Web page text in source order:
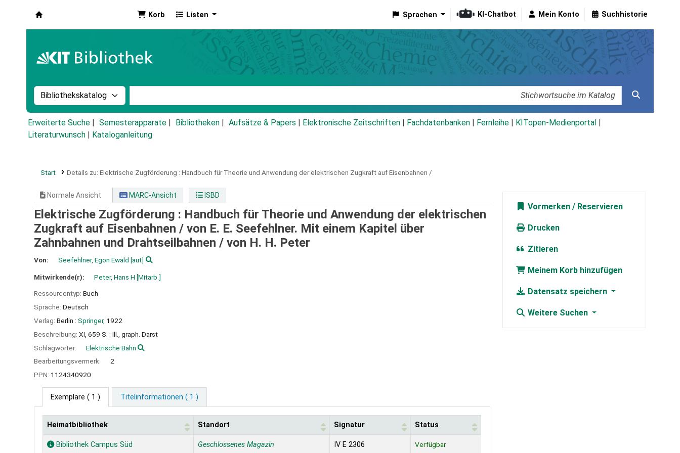
Korb Listen Sprachen KI-Chatbot Mein Konto Suchhistorie
Suche im Katalog nach:
Erweiterte Suche Semesterapparate Bibliotheken Aufsätze & Papers Elektronische Zeitschriften Fachdatenbanken Fernleihe KITopen-Medienportal
Literaturwunsch
Kataloganleitung
Start Details zu: Elektrische Zugförderung : Handbuch für Theorie und Anwendung der elektrischen Zugkraft auf Eisenbahnen /
Normale Ansicht MARC-Ansicht ISBD
Elektrische Zugförderung : Handbuch für Theorie und Anwendung der elektrischen
Zugkraft auf Eisenbahnen / von E. E. Seefehlner. Mit einem Kapitel über
Zahnbahnen und Drahtseilbahnen / von H. H. Peter
Von: Seefehlner, Egon Ewald [aut]
Mitwirkende(r): Peter, Hans H [Mitarb.]
Ressourcentyp: Buch
Sprache: Deutsch
Verlag: Berlin : Springer, 1922
Beschreibung: XI, 659 S. : Ill., graph. Darst
Schlagwörter:
Elektrische Bahn
Bearbeitungsvermerk:
2
PPN: 1124340920
Exemplare ( 1 ) Titelinformationen ( 1 )
Exemplare
Heimatbibliothek Standort Signatur Status
Bibliothek Campus Süd Geschlossenes Magazin IV E 2306 Verfügbar
Vormerken
Drucken
Zitieren
Meinem Korb hinzufügen
Datensatz speichern
Weitere Suchen